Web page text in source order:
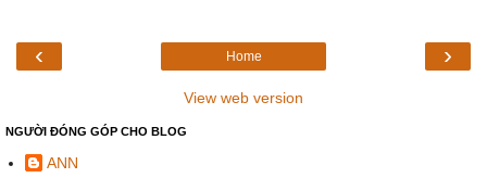
‹ ›
Home
View web version
NGƯỜI ĐÓNG GÓP CHO BLOG
ANN